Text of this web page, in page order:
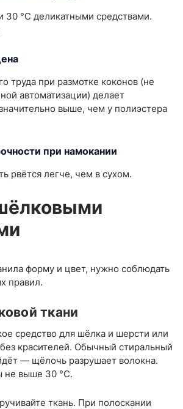
30 °C деликатными средствами.
труда при размотке коконов (не
автоматизации) делает
выше, чем у полиэстера
при намокании
рвётся легче, чем в сухом.
форму и цвет, нужно соблюдать
правил.
ткани
средство для шёлка и шерсти или
красителей. Обычный стиральный
— щёлочь разрушает волокна.
не выше 30 °C.
ткань. При полоскании